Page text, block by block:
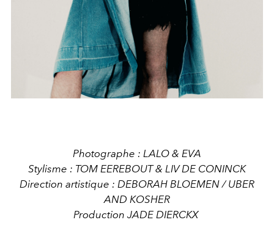
Photographe : LALO & EVA
Stylisme : TOM EEREBOUT & LIV DE CONINCK
Direction artistique : DEBORAH BLOEMEN / UBER
AND KOSHER
Production JADE DIERCKX